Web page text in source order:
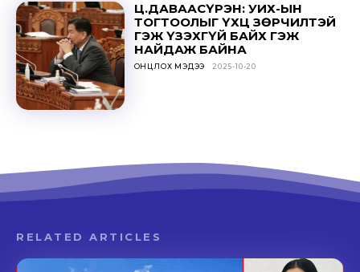
Ц.ДАВААСҮРЭН: УИХ-ЫН
ТОГТООЛЫГ ҮХЦ ЗӨРЧИЛТЭЙ
ГЭЖ ҮЗЭХГҮЙ БАЙХ ГЭЖ
НАЙДАЖ БАЙНА
ОНЦЛОХ МЭДЭЭ 2025-10-20
RELATED ARTICLES